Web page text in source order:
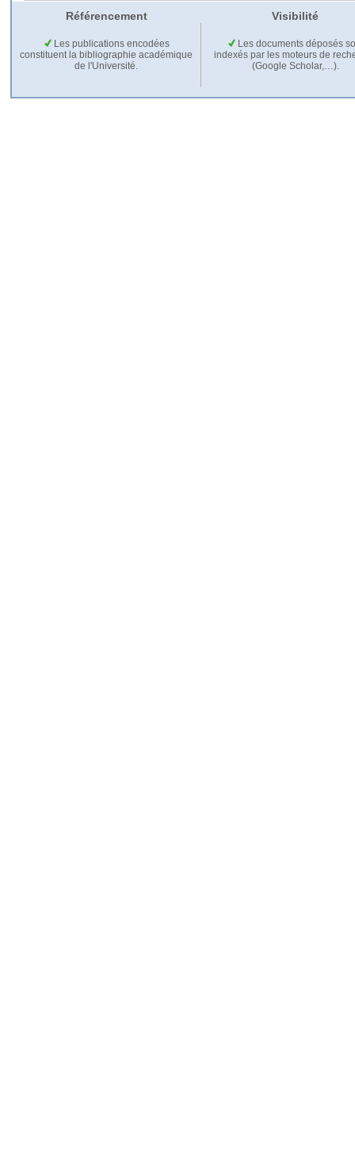
Référencement Visibilité
Les publications encodées
constituent la bibliographie académique
de l'Université.
Les documents déposés
indexés par les moteurs de
(Google Scholar,…).